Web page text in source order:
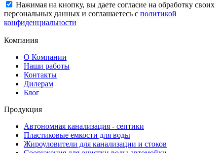
Нажимая на кнопку, вы даете согласие на обработку своих
персональных данных и соглашаетесь с политикой
конфиденциальности
Компания
О Компании
Наши работы
Контакты
Дилерам
Блог
Продукция
Автономная канализация - септики
Пластиковые емкости для воды
Жироуловители для канализации и стоков